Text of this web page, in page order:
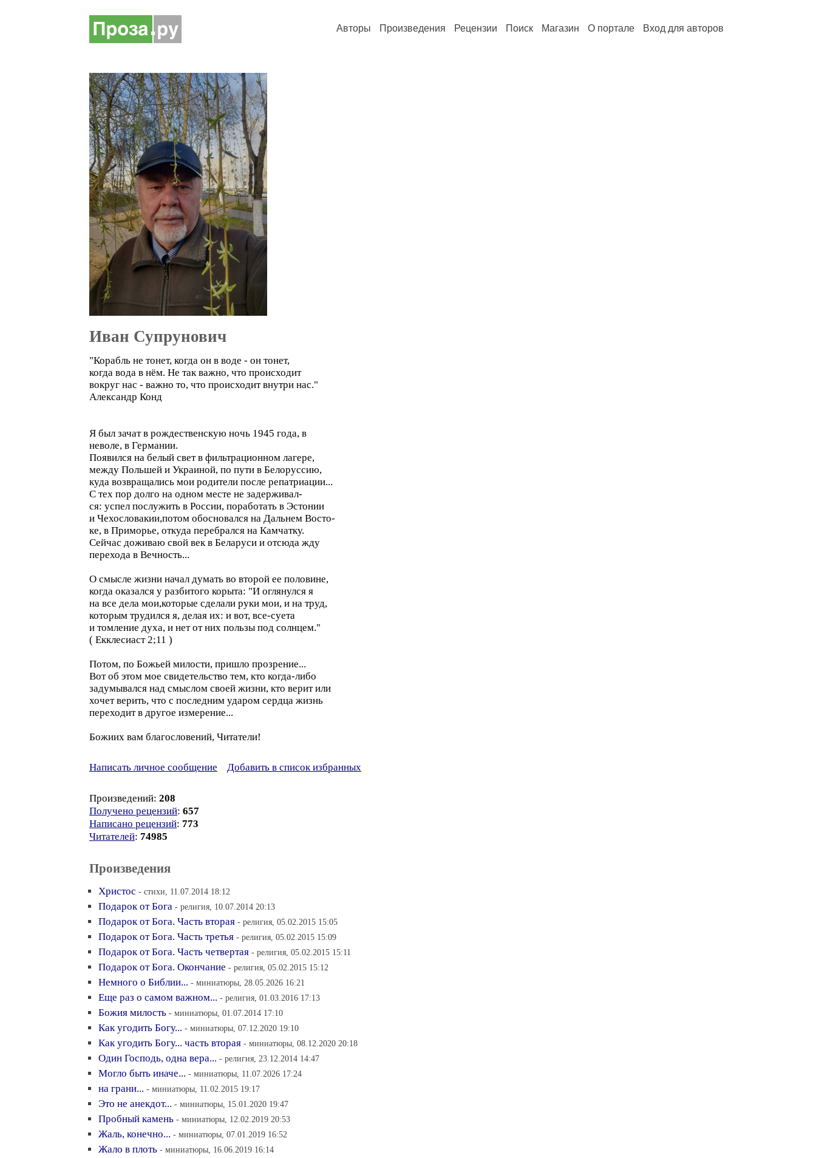
Авторы Произведения Рецензии Поиск Магазин О портале Вход для авторов
Иван Супрунович
"Корабль не тонет, когда он в воде - он тонет,
когда вода в нём. Не так важно, что происходит
вокруг нас - важно то, что происходит внутри нас."
Александр Конд
Я был зачат в рождественскую ночь 1945 года, в
неволе, в Германии.
Появился на белый свет в фильтрационном лагере,
между Польшей и Украиной, по пути в Белоруссию,
куда возвращались мои родители после репатриации...
С тех пор долго на одном месте не задерживал-
ся: успел послужить в России, поработать в Эстонии
и Чехословакии,потом обосновался на Дальнем Восто-
ке, в Приморье, откуда перебрался на Камчатку.
Сейчас доживаю свой век в Беларуси и отсюда жду
перехода в Вечность...
О смысле жизни начал думать во второй ее половине,
когда оказался у разбитого корыта: "И оглянулся я
на все дела мои,которые сделали руки мои, и на труд,
которым трудился я, делая их: и вот, все-суета
и томление духа, и нет от них пользы под солнцем."
( Екклесиаст 2;11 )
Потом, по Божьей милости, пришло прозрение...
Вот об этом мое свидетельство тем, кто когда-либо
задумывался над смыслом своей жизни, кто верит или
хочет верить, что с последним ударом сердца жизнь
переходит в другое измерение...
Божиих вам благословений, Читатели!
Написать личное сообщение Добавить в список избранных
Произведений: 208
Получено рецензий: 657
Написано рецензий: 773
Читателей: 74985
Произведения
Христос - стихи, 11.07.2014 18:12
Подарок от Бога - религия, 10.07.2014 20:13
Подарок от Бога. Часть вторая - религия, 05.02.2015 15:05
Подарок от Бога. Часть третья - религия, 05.02.2015 15:09
Подарок от Бога. Часть четвертая - религия, 05.02.2015 15:11
Подарок от Бога. Окончание - религия, 05.02.2015 15:12
Немного о Библии... - миниатюры, 28.05.2026 16:21
Еще раз о самом важном... - религия, 01.03.2016 17:13
Божия милость - миниатюры, 01.07.2014 17:10
Как угодить Богу... - миниатюры, 07.12.2020 19:10
Как угодить Богу... часть вторая - миниатюры, 08.12.2020 20:18
Один Господь, одна вера... - религия, 23.12.2014 14:47
Могло быть иначе... - миниатюры, 11.07.2026 17:24
на грани... - миниатюры, 11.02.2015 19:17
Это не анекдот... - миниатюры, 15.01.2020 19:47
Пробный камень - миниатюры, 12.02.2019 20:53
Жаль, конечно... - миниатюры, 07.01.2019 16:52
Жало в плоть - миниатюры, 16.06.2019 16:14